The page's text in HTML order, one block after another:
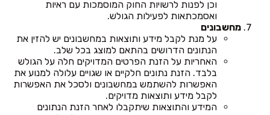
וכן לפנות לרשויות החוק המוסמכות עם ראיות
ואסמכתאות לפעילות הגולש.
מחשבונים
על מנת לקבל מידע ותוצאות במחשבונים יש להזין את
הנתונים הדרושים בהתאם למוצג בכל שלב.
האחריות על הזנת הפרטים המדויקים חלה על הגולש
בלבד. הזנת נתונים חלקיים או שגויים עלולה למנוע את
האפשרות להשתמש במחשבונים ולסכל את האפשרות
לקבל מידע ותוצאות מדויקים.
המידע והתוצאות שיתקבלו לאחר הזנת הנתונים